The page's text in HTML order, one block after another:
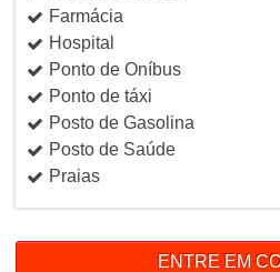
Farmácia
Hospital
Ponto de Oníbus
Ponto de táxi
Posto de Gasolina
Posto de Saúde
Praias
ENTRE EM